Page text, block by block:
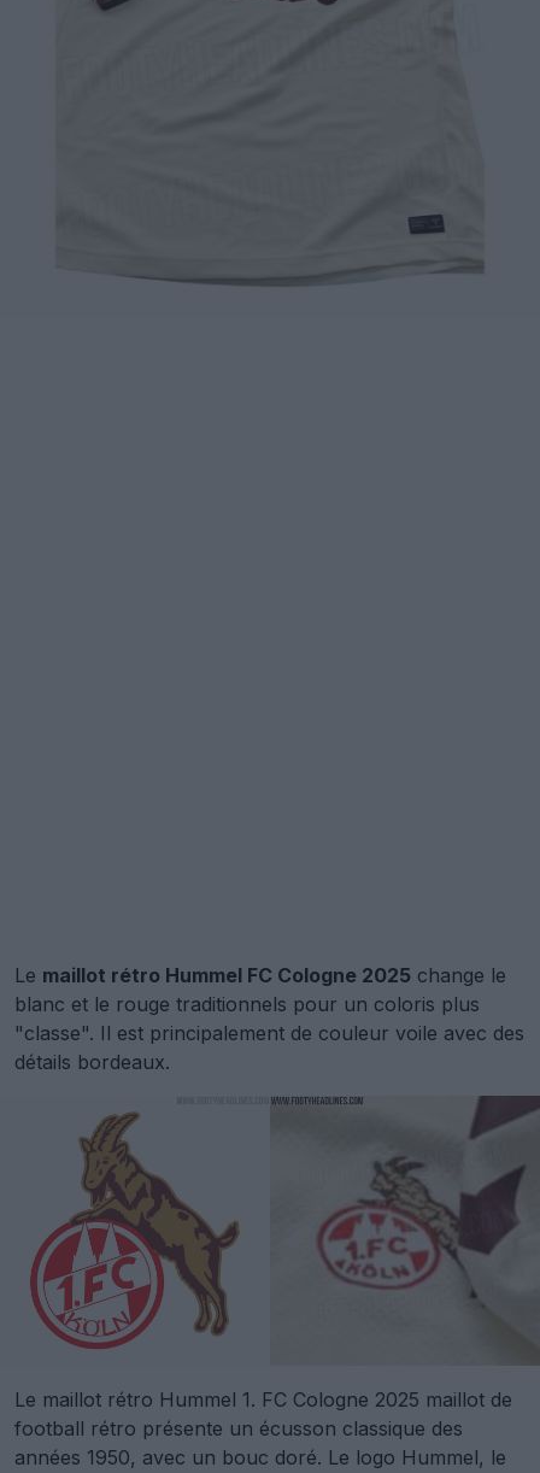
Le maillot rétro Hummel FC Cologne 2025 change le
blanc et le rouge traditionnels pour un coloris plus
"classe". Il est principalement de couleur voile avec des
détails bordeaux.
Le maillot rétro Hummel 1. FC Cologne 2025 maillot de
football rétro présente un écusson classique des
années 1950, avec un bouc doré. Le logo Hummel, le